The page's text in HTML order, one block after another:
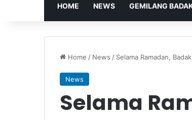
HOME NEWS GEMILANG
Home / News / Selama Ramadan,
News
Selama